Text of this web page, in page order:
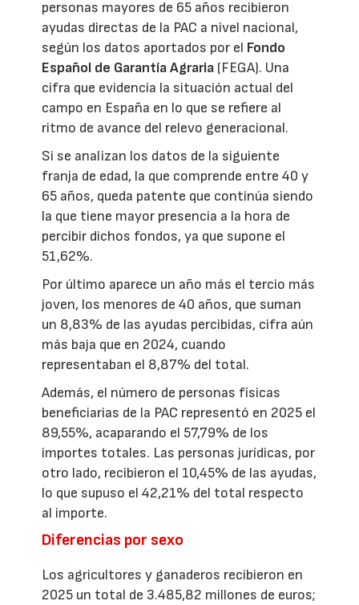
personas mayores de 65 años recibieron
ayudas directas de la PAC a nivel nacional,
según los datos aportados por el Fondo
Español de Garantía Agraria (FEGA). Una
cifra que evidencia la situación actual del
campo en España en lo que se refiere al
ritmo de avance del relevo generacional.
Si se analizan los datos de la siguiente
franja de edad, la que comprende entre 40 y
65 años, queda patente que continúa siendo
la que tiene mayor presencia a la hora de
percibir dichos fondos, ya que supone el
51,62%.
Por último aparece un año más el tercio más
joven, los menores de 40 años, que suman
un 8,83% de las ayudas percibidas, cifra aún
más baja que en 2024, cuando
representaban el 8,87% del total.
Además, el número de personas físicas
beneficiarias de la PAC representó en 2025 el
89,55%, acaparando el 57,79% de los
importes totales. Las personas jurídicas, por
otro lado, recibieron el 10,45% de las ayudas,
lo que supuso el 42,21% del total respecto
al importe.
Diferencias por sexo
Los agricultores y ganaderos recibieron en
2025 un total de 3.485,82 millones de euros;